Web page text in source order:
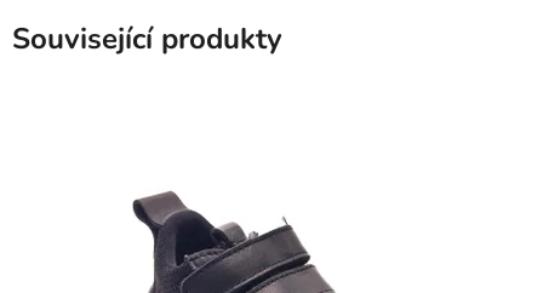
Související produkty